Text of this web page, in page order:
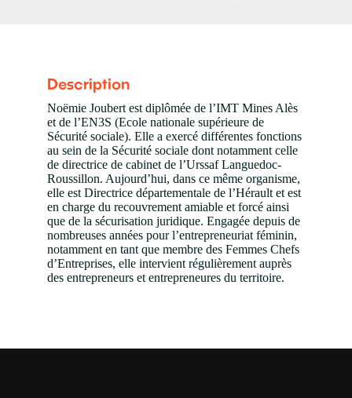
Description
Noëmie Joubert est diplômée de l’IMT Mines Alès
et de l’EN3S (Ecole nationale supérieure de
Sécurité sociale). Elle a exercé différentes fonctions
au sein de la Sécurité sociale dont notamment celle
de directrice de cabinet de l’Urssaf Languedoc-
Roussillon. Aujourd’hui, dans ce même organisme,
elle est Directrice départementale de l’Hérault et est
en charge du recouvrement amiable et forcé ainsi
que de la sécurisation juridique. Engagée depuis de
nombreuses années pour l’entrepreneuriat féminin,
notamment en tant que membre des Femmes Chefs
d’Entreprises, elle intervient régulièrement auprès
des entrepreneurs et entrepreneures du territoire.